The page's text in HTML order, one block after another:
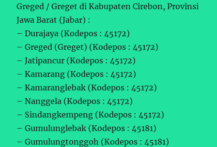
Greged / Greget di Kabupaten Cirebon, Provinsi
Jawa Barat (Jabar) :
– Durajaya (Kodepos : 45172)
– Greged (Greget) (Kodepos : 45172)
– Jatipancur (Kodepos : 45172)
– Kamarang (Kodepos : 45172)
– Kamaranglebak (Kodepos : 45172)
– Nanggela (Kodepos : 45172)
– Sindangkempeng (Kodepos : 45172)
– Gumulunglebak (Kodepos : 45181)
– Gumulungtonggoh (Kodepos : 45181)